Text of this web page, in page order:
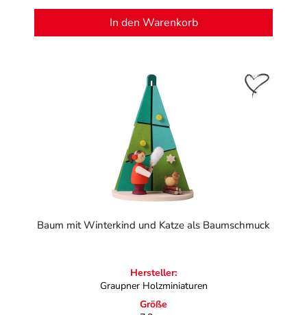
In den Warenkorb
Baum mit Winterkind und Katze als Baumschmuck
Hersteller:
Graupner Holzminiaturen
Größe